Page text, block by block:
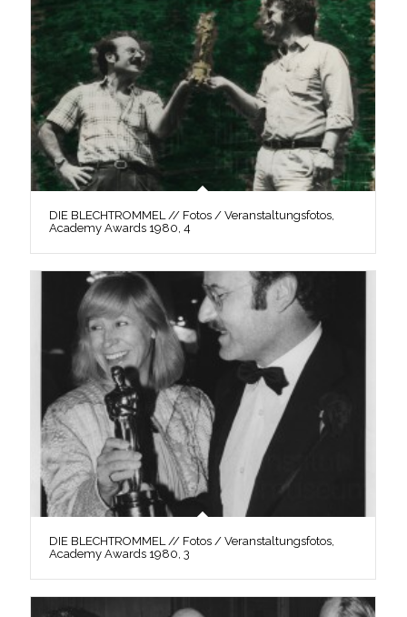
DIE BLECHTROMMEL // Fotos / Veranstaltungsfotos,
Academy Awards 1980, 4
DIE BLECHTROMMEL // Fotos / Veranstaltungsfotos,
Academy Awards 1980, 3